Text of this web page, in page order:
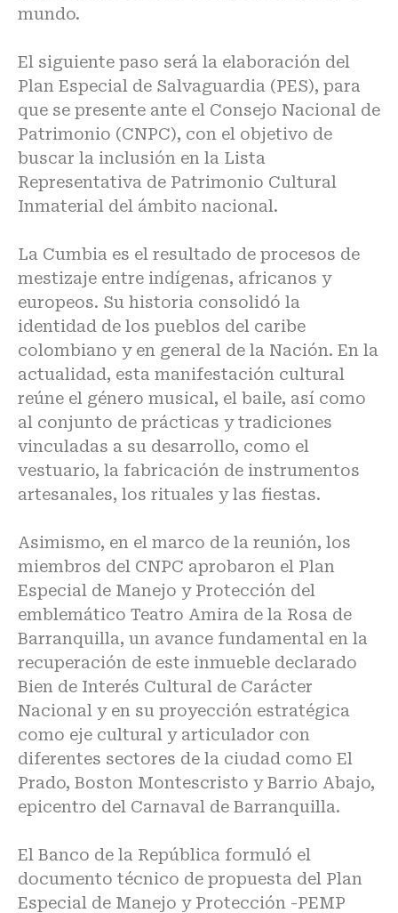
mundo.
El siguiente paso será la elaboración del
Plan Especial de Salvaguardia (PES), para
que se presente ante el Consejo Nacional de
Patrimonio (CNPC), con el objetivo de
buscar la inclusión en la Lista
Representativa de Patrimonio Cultural
Inmaterial del ámbito nacional.
La Cumbia es el resultado de procesos de
mestizaje entre indígenas, africanos y
europeos. Su historia consolidó la
identidad de los pueblos del caribe
colombiano y en general de la Nación. En la
actualidad, esta manifestación cultural
reúne el género musical, el baile, así como
al conjunto de prácticas y tradiciones
vinculadas a su desarrollo, como el
vestuario, la fabricación de instrumentos
artesanales, los rituales y las fiestas.
Asimismo, en el marco de la reunión, los
miembros del CNPC aprobaron el Plan
Especial de Manejo y Protección del
emblemático Teatro Amira de la Rosa de
Barranquilla, un avance fundamental en la
recuperación de este inmueble declarado
Bien de Interés Cultural de Carácter
Nacional y en su proyección estratégica
como eje cultural y articulador con
diferentes sectores de la ciudad como El
Prado, Boston Montescristo y Barrio Abajo,
epicentro del Carnaval de Barranquilla.
El Banco de la República formuló el
documento técnico de propuesta del Plan
Especial de Manejo y Protección -PEMP